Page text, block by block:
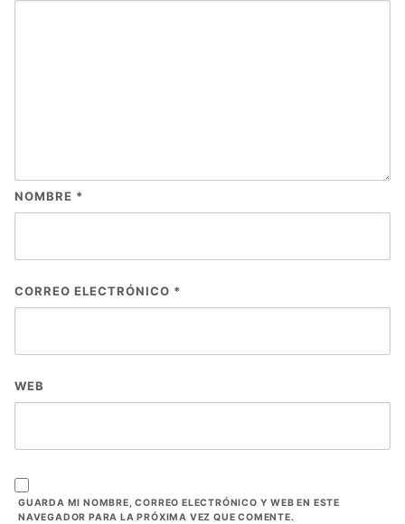
NOMBRE *
CORREO ELECTRÓNICO *
WEB
GUARDA MI NOMBRE, CORREO ELECTRÓNICO Y WEB EN ESTE
NAVEGADOR PARA LA PRÓXIMA VEZ QUE COMENTE.